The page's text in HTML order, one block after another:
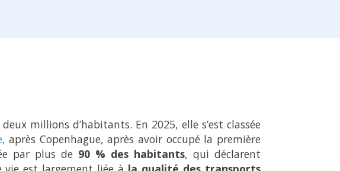
millions d’habitants. En 2025, elle s’est classée
après Copenhague, après avoir occupé la première
par plus de 90 % des habitants, qui déclarent